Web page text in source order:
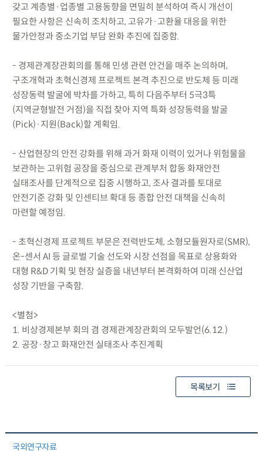
갖고 계층별·업종별 고용동향을 면밀히 분석하여 즉시 개선이
필요한 사항은 신속히 조치하고, 고유가·고환율 대응을 위한
물가안정과 중소기업 부담 완화 추진에 집중함.
- 경제관계장관회의를 통해 민생 관련 안건을 매주 논의하며,
구조개혁과 초혁신경제 프로젝트 본격 추진으로 반도체 등 미래
성장동력 발굴에 박차를 가하고, 특히 다음주부터 5극3특
(지역균형발전 거점)을 직접 찾아 지역 특화 성장동력을 발굴
(Pick)·지원(Back)할 계획임.
- 산업현장의 안전 강화를 위해 과거 화재 이력이 있거나 위험물을
보관하는 고위험 공장을 중심으로 관계부처 합동 화재안전
실태조사를 단계적으로 집중 시행하고, 조사 결과를 토대로
안전기준 강화 및 인센티브 확대 등 종합 안전 대책을 신속히
마련할 예정임.
- 초혁신경제 프로젝트 부문은 전력반도체, 소형모듈원자로(SMR),
온-센서 AI 등 글로벌 기술 선도와 시장 선점을 목표로 상용화와
대형 R&D 기획 및 현장 실증을 내년부터 본격화하여 미래 신산업
성장 기반을 구축함.
<별첨>
1. 비상경제본부 회의 겸 경제관계장관회의 모두발언(6.12.)
2. 공장·창고 화재안전 실태조사 추진계획
목록보기
국외연구자료